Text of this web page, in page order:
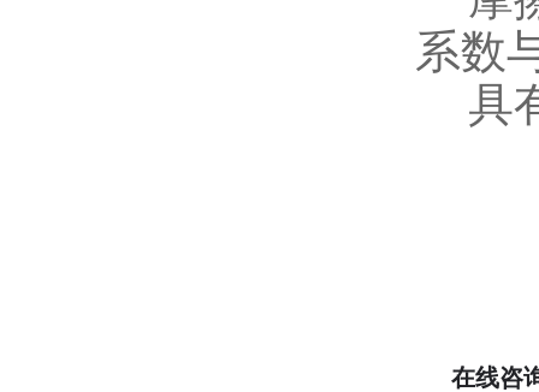
系数
具
在线咨